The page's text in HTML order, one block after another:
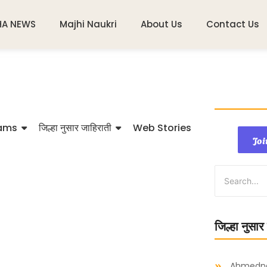
NEWS Majhi Naukri About Us Contact Us
जिल्हा नुसार जाहिराती Web Stories
जिल्हा नुसार